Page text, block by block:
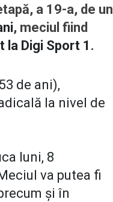
a 19-a, de un
, meciul fiind
la Digi Sport 1 .
de ani),
la nivel de
luni, 8
va putea fi
și în